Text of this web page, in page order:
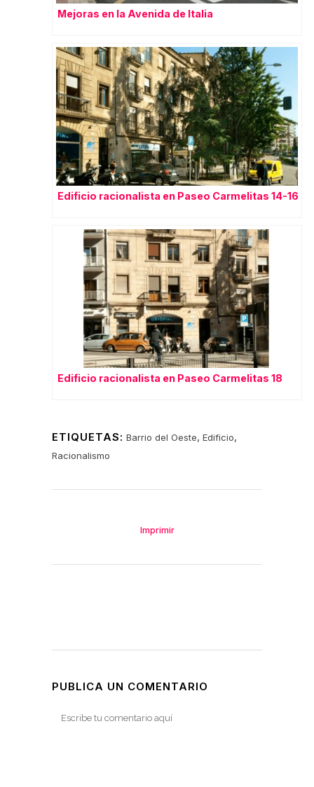
Mejoras en la Avenida de Italia
Edificio racionalista en Paseo Carmelitas 14-16
Edificio racionalista en Paseo Carmelitas 18
ETIQUETAS: Barrio del Oeste, Edificio,
Racionalismo
Imprimir
PUBLICA UN COMENTARIO